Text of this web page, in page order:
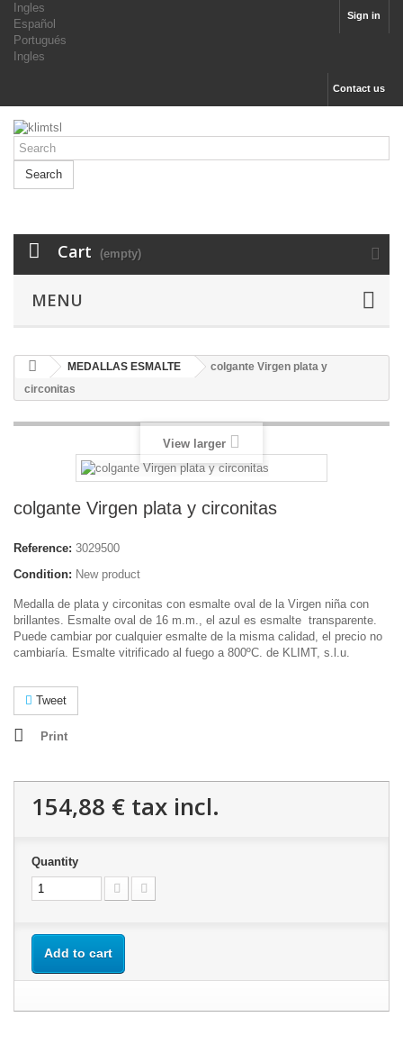
Sign in
Ingles
Español
Portugués
Ingles
Contact us
Search
Cart (empty)
MENU
MEDALLAS ESMALTE
colgante Virgen plata y
circonitas
View larger
colgante Virgen plata y circonitas
Reference: 3029500
Condition: New product
Medalla de plata y circonitas con esmalte oval de la Virgen niña con
brillantes. Esmalte oval de 16 m.m., el azul es esmalte transparente.
Puede cambiar por cualquier esmalte de la misma calidad, el precio no
cambiaría. Esmalte vitrificado al fuego a 800ºC. de KLIMT, s.l.u.
Tweet
Print
154,88 € tax incl.
Quantity
Add to cart